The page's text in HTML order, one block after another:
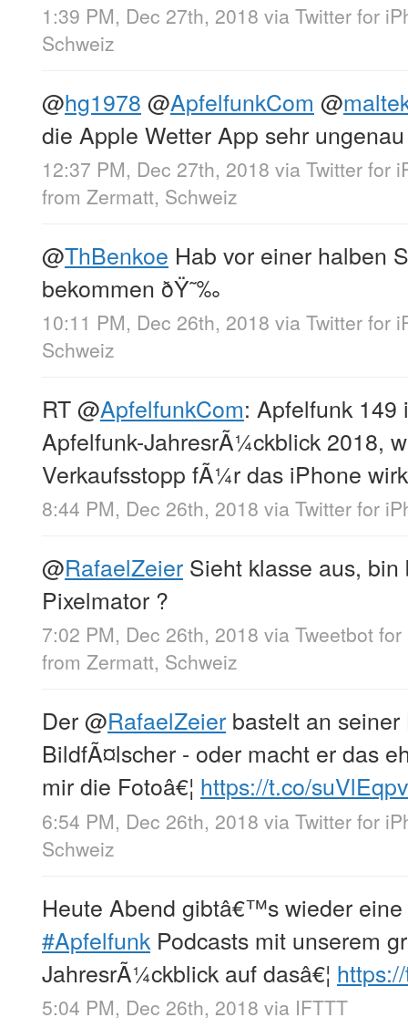
1:39 PM, Dec 27th, 2018 via Twitter for
Schweiz
@hg1978 @ApfelfunkCom @
die Apple Wetter App sehr
12:37 PM, Dec 27th, 2018 via Twitter for
from Zermatt, Schweiz
@ThBenkoe Hab vor einer halben
bekommen ðŸ˜‰
10:11 PM, Dec 26th, 2018 via Twitter for
Schweiz
RT@ApfelfunkCom: Apfelfunk 149
Apfelfunk-JahresrÃ¼ckblick 2018,
Verkaufsstopp fÃ¼r das iPhone
8:44 PM, Dec 26th, 2018 via Twitter for
@RafaelZeier Sieht klasse aus, bin
Pixelmator ?
7:02 PM, Dec 26th, 2018 via Tweetbot for
from Zermatt, Schweiz
Der@RafaelZeier bastelt an
BildfÃ¤lscher - oder macht er das
mir die Fotoâ€¦ https://t.co/
6:54 PM, Dec 26th, 2018 via Twitter for
Schweiz
Heute Abend gibtâ€™s wieder
#Apfelfunk Podcasts mit unserem
JahresrÃ¼ckblick auf dasâ€¦
5:04 PM, Dec 26th, 2018 via IFTTT